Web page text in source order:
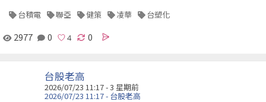
台積電 聯亞 健策 凌華 台塑化
2977 0 0
台股老高
2026/07/23 11:17 - 3 星期前
2026/07/23 11:17 - 台股老高